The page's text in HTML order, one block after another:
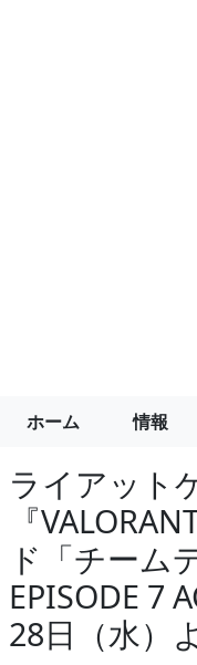
ホーム 情報
ライアット
『
ド「チーム
EPISODE 7
28日（水）